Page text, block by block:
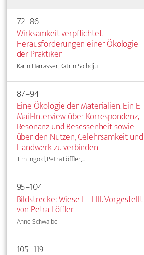
72–86
Wirksamkeit verpflichtet.
Herausforderungen einer Ökologie
der Praktiken
Karin Harrasser, Katrin Solhdju
87–94
Eine Ökologie der Materialien. Ein E-
Mail-Interview über Korrespondenz,
Resonanz und Besessenheit sowie
über den Nutzen, Gelehrsamkeit und
Handwerk zu verbinden
Tim Ingold, Petra Löffler, ...
95–104
Bildstrecke: Wiese I – LIII. Vorgestellt
von Petra Löffler
Anne Schwalbe
105–119